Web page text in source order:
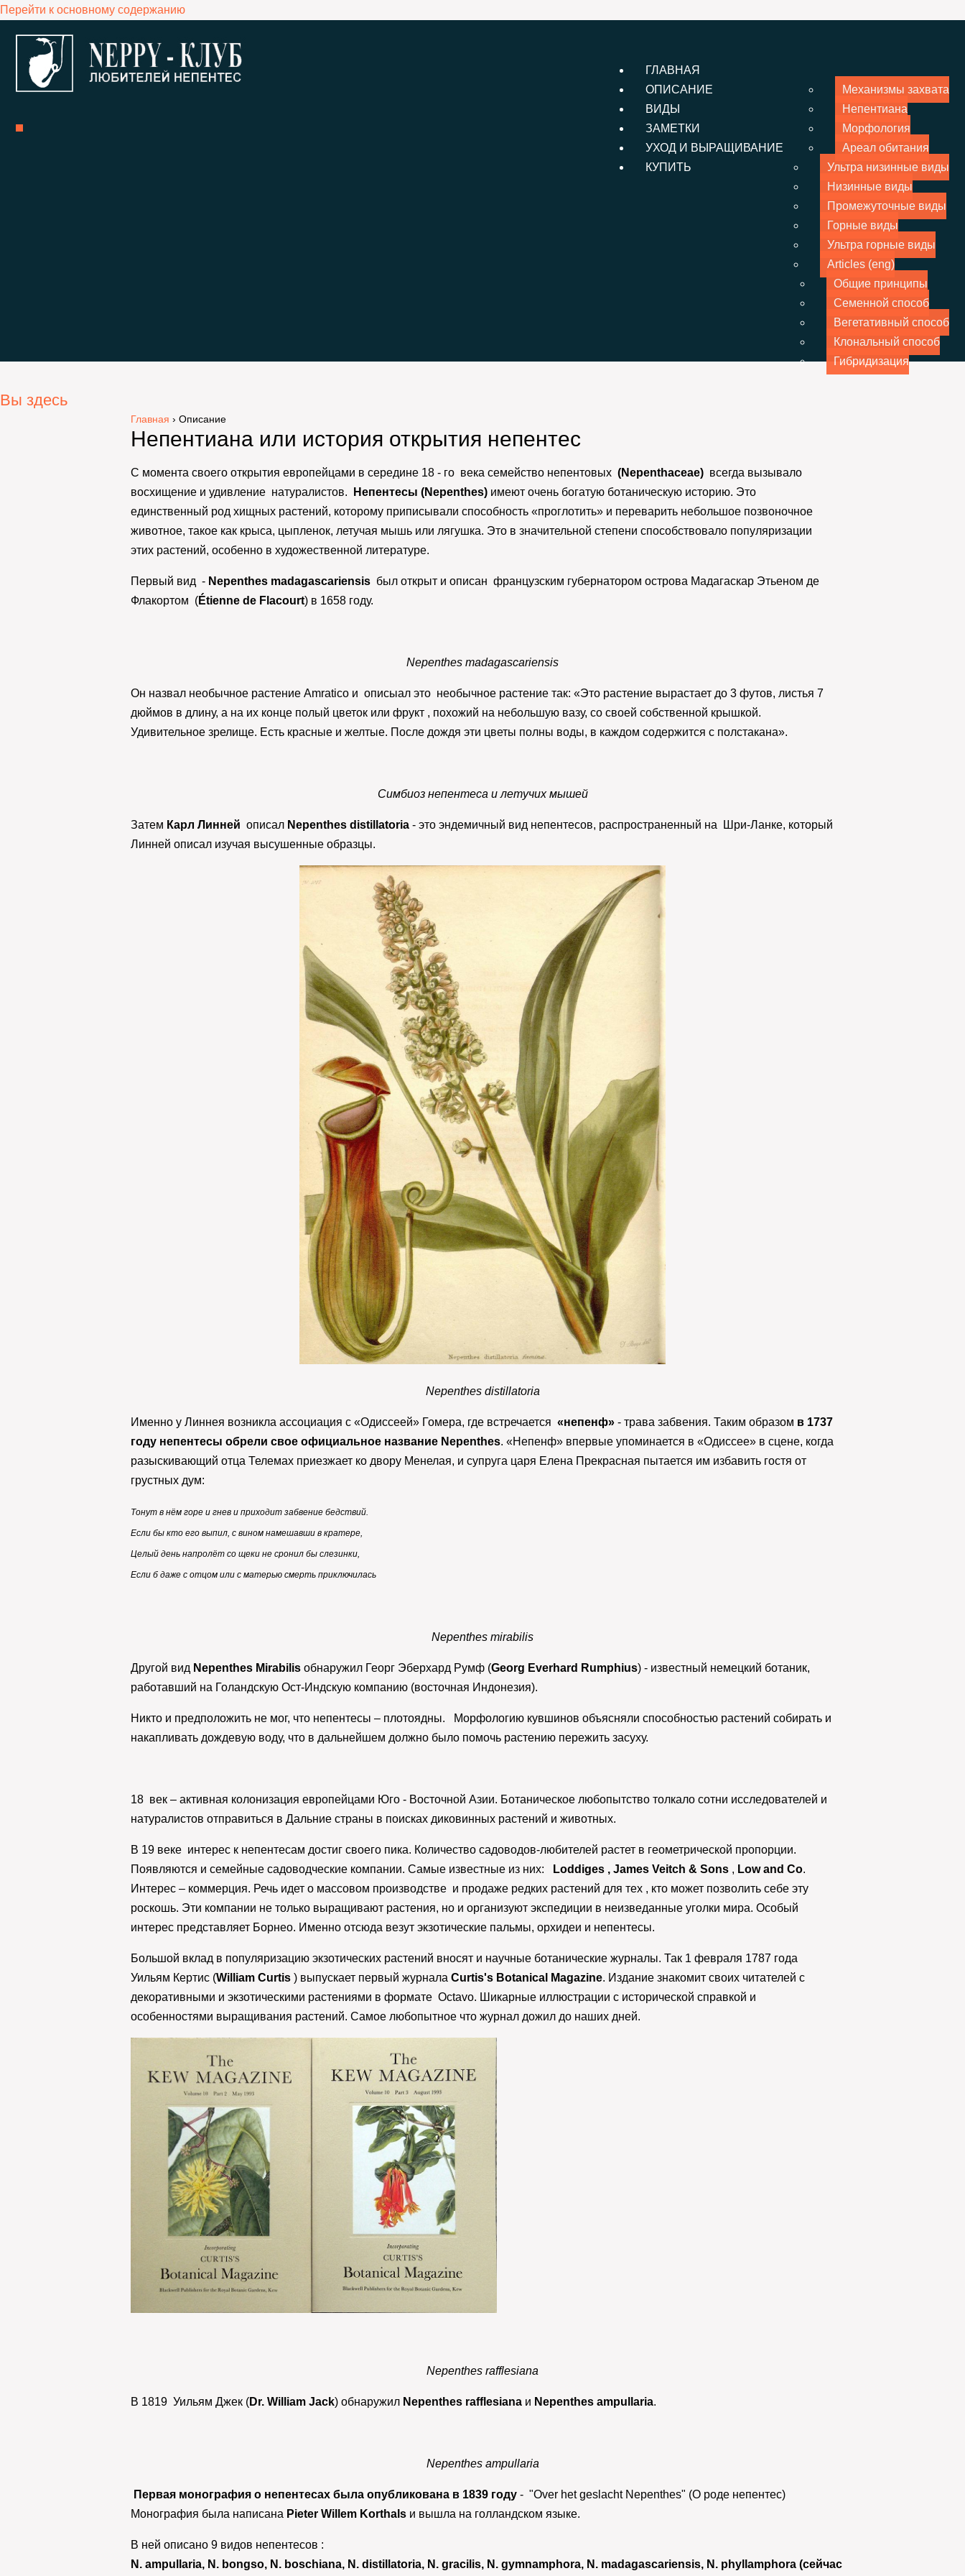
Перейти к основному содержанию
ГЛАВНАЯ
ОПИСАНИЕ
Механизмы захвата
Непентиана
Морфология
Ареал обитания
ВИДЫ
Ультра низинные виды
Низинные виды
Промежуточные виды
Горные виды
Ультра горные виды
Articles (eng)
ЗАМЕТКИ
УХОД И ВЫРАЩИВАНИЕ
Общие принципы
Семенной способ
Вегетативный способ
Клональный способ
Гибридизация
КУПИТЬ
Вы здесь
Главная › Описание
Непентиана или история открытия непентес
С момента своего открытия европейцами в середине 18 - го века семейство непентовых (Nepenthaceae) всегда вызывало
восхищение и удивление натуралистов.
Непентесы (Nepenthes) имеют очень богатую ботаническую историю. Это
единственный род хищных растений, которому приписывали способность «проглотить» и переварить небольшое позвоночное
животное, такое как крыса, цыпленок, летучая мышь или лягушка. Это в значительной степени способствовало популяризации
этих растений, особенно в художественной литературе.
Первый вид - Nepenthes madagascariensis был открыт и описан французским губернатором острова Мадагаскар Этьеном де
Флакортом (Étienne de Flacourt) в 1658 году.
Nepenthes madagascariensis
Он назвал необычное растение Amratico и описыал это необычное растение так: «Это растение вырастает до 3 футов, листья 7
дюймов в длину, а на их конце полый цветок или фрукт , похожий на небольшую вазу, со своей собственной крышкой.
Удивительное зрелище. Есть красные и желтые. После дождя эти цветы полны воды, в каждом содержится с полстакана».
Симбиоз непентеса и летучих мышей
Затем Карл Линней описал Nepenthes distillatoria - это эндемичный вид непентесов, распространенный на Шри-Ланке, который
Линней описал изучая высушенные образцы.
Nepenthes distillatoria
Именно у Линнея возникла ассоциация с «Одиссеей» Гомера, где встречается «непенф» - трава забвения. Таким образом в 1737
году непентесы обрели свое официальное название Nepenthes. «Непенф» впервые упоминается в «Одиссее» в сцене, когда
разыскивающий отца Телемах приезжает ко двору Менелая, и супруга царя Елена Прекрасная пытается им избавить гостя от
грустных дум:
Тонут в нём горе и гнев и приходит забвение бедствий.
Если бы кто его выпил, с вином намешавши в кратере,
Целый день напролёт со щеки не сронил бы слезинки,
Если б даже с отцом или с матерью смерть приключилась
Nepenthes mirabilis
Другой вид Nepenthes Mirabilis обнаружил Георг Эберхард Румф (Georg Everhard Rumphius) - известный немецкий ботаник,
работавший на Голандскую Ост-Индскую компанию (восточная Индонезия).
Никто и предположить не мог, что непентесы – плотоядны. Морфологию кувшинов объясняли способностью растений собирать и
накапливать дождевую воду, что в дальнейшем должно было помочь растению пережить засуху.
18 век – активная колонизация европейцами Юго - Восточной Азии. Ботаническое любопытство толкало сотни исследователей и
натуралистов отправиться в Дальние страны в поисках диковинных растений и животных.
В 19 веке интерес к непентесам достиг своего пика. Количество садоводов-любителей растет в геометрической пропорции.
Появляются и семейные садоводческие компании. Самые известные из них:
Loddiges , James Veitch & Sons , Low and Co.
Интерес – коммерция. Речь идет о массовом производстве и продаже редких растений для тех , кто может позволить себе эту
роскошь. Эти компании не только выращивают растения, но и организуют экспедиции в неизведанные уголки мира. Особый
интерес представляет Борнео. Именно отсюда везут экзотические пальмы, орхидеи и непентесы.
Большой вклад в популяризацию экзотических растений вносят и научные ботанические журналы. Так 1 февраля 1787 года
Уильям Кертис (William Curtis ) выпускает первый журнала Curtis's Botanical Magazine. Издание знакомит своих читателей с
декоративными и экзотическими растениями в формате Octavo. Шикарные иллюстрации с исторической справкой и
особенностями выращивания растений. Самое любопытное что журнал дожил до наших дней.
Nepenthes rafflesiana
В 1819 Уильям Джек (Dr. William Jack) обнаружил Nepenthes rafflesiana и Nepenthes ampullaria.
Nepenthes ampullaria
Первая монография о непентесах была опубликована в 1839 году - "Over het geslacht Nepenthes" (О роде непентес)
Монография была написана Pieter Willem Korthals и вышла на голландском языке.
В ней описано 9 видов непентесов :
N. ampullaria, N. bongso, N. boschiana, N. distillatoria, N. gracilis, N. gymnamphora, N. madagascariensis, N. phyllamphora (сейчас